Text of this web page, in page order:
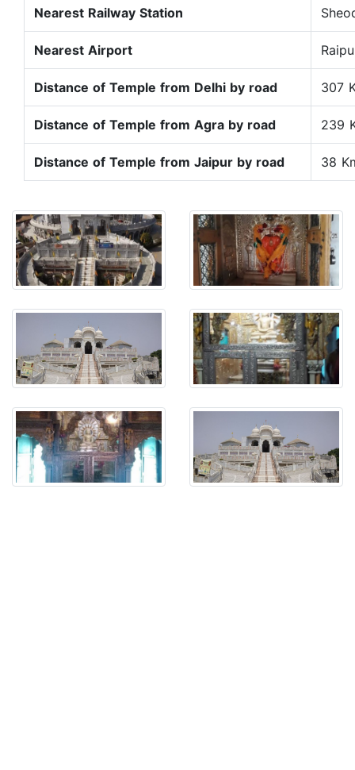
Nearest Railway Station
Nearest Airport
Distance of Temple from Delhi by road 307
Distance of Temple from Agra by road 239
Distance of Temple from Jaipur by road 38